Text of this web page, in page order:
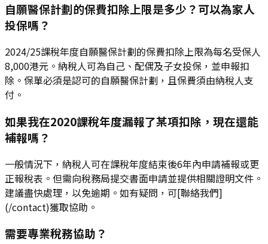
自願醫保計劃的保費扣除上限是多少？可以為家人
投保嗎？
2024/25課稅年度自願醫保計劃的保費扣除上限為每名受保人
8,000港元。納稅人可為自己、配偶及子女投保，並申報扣
除。保單必須是認可的自願醫保計劃，且保費須由納稅人支
付。
如果我在2020課稅年度漏報了某項扣除，現在還能
補報嗎？
一般情況下，納稅人可在課稅年度結束後6年內申請補報或更
正報稅表。但需向稅務局提交書面申請並提供相關證明文件。
建議盡快處理，以免逾期。如有疑問，可[聯絡我們]
(/contact)獲取協助。
需要專業稅務協助？